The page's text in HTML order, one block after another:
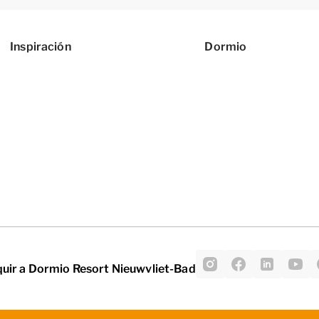
Inspiración Dormio
a Dormio Resort Nieuwvliet-Bad